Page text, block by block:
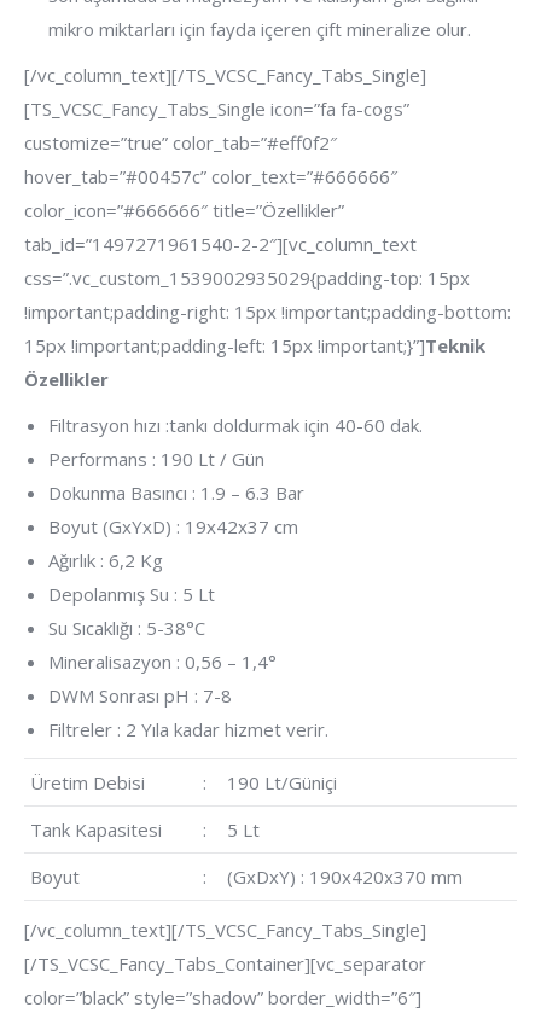
mikro miktarları için fayda içeren çift mineralize olur.
[/vc_column_text][/TS_VCSC_Fancy_Tabs_Single]
[TS_VCSC_Fancy_Tabs_Single icon=”fa fa-cogs”
customize=”true” color_tab=”#eff0f2″
hover_tab=”#00457c” color_text=”#666666″
color_icon=”#666666″ title=”Özellikler”
tab_id=”1497271961540-2-2″][vc_column_text
css=”.vc_custom_1539002935029{padding-top: 15px
!important;padding-right: 15px !important;padding-bottom:
15px !important;padding-left: 15px !important;}”]Teknik
Özellikler
Filtrasyon hızı :tankı doldurmak için 40-60 dak.
Performans : 190 Lt / Gün
Dokunma Basıncı : 1.9 – 6.3 Bar
Boyut (GxYxD) : 19x42x37 cm
Ağırlık : 6,2 Kg
Depolanmış Su : 5 Lt
Su Sıcaklığı : 5-38°C
Mineralisazyon : 0,56 – 1,4°
DWM Sonrası pH : 7-8
Filtreler : 2 Yıla kadar hizmet verir.
Üretim Debisi :
190 Lt/Güniçi
Tank Kapasitesi
:
5 Lt
Boyut
: (GxDxY) : 190x420x370 mm
[/vc_column_text][/TS_VCSC_Fancy_Tabs_Single]
[/TS_VCSC_Fancy_Tabs_Container][vc_separator
color=”black” style=”shadow” border_width=”6″]